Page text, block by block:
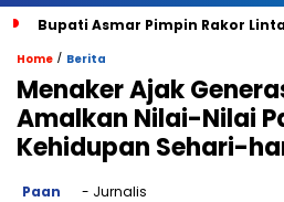
Bupati Asmar Pimpin Rakor
Home / Berita
Menaker Ajak
Amalkan Nilai-Nilai
Kehidupan Sehari-
Paan
- Jurnalis